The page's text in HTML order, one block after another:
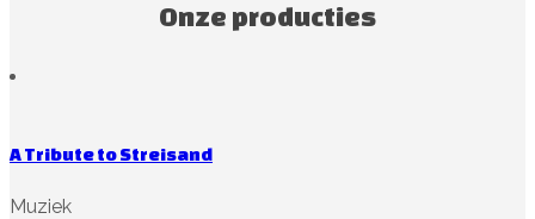
Onze producties
A Tribute to Streisand
Muziek